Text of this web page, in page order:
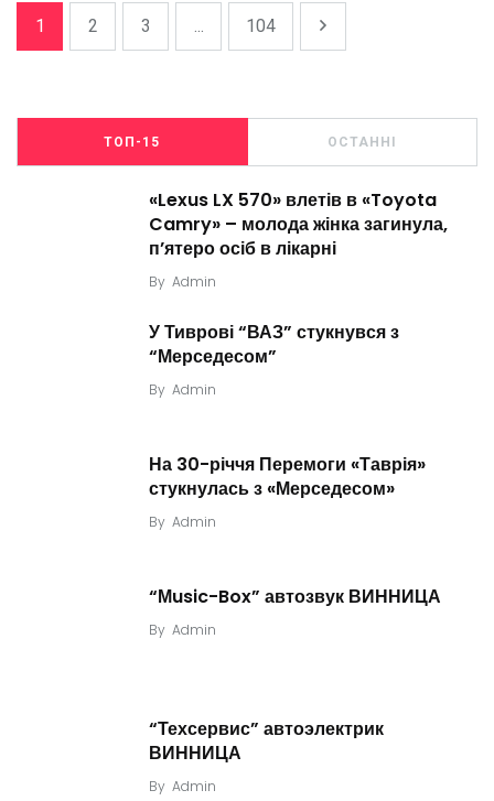
1 2 3 ... 104
ТОП-15 ОСТАННІ
«Lexus LX 570» влетів в «Toyota
Camry» – молода жінка загинула,
п’ятеро осіб в лікарні
By Admin
У Тиврові “ВАЗ” стукнувся з
“Мерседесом”
By Admin
На 30-річчя Перемоги «Таврія»
стукнулась з «Мерседесом»
By Admin
“Мusic-Box” автозвук ВИННИЦА
By Admin
“Техсервис” автоэлектрик
ВИННИЦА
By Admin